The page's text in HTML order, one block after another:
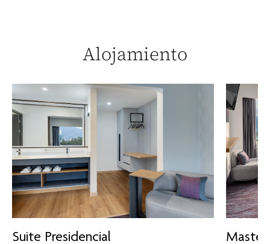
Alojamiento
Suite Presidencial Master